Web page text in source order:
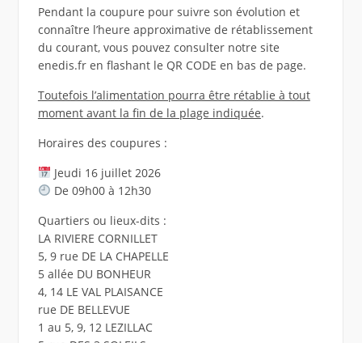
Pendant la coupure pour suivre son évolution et
connaître l’heure approximative de rétablissement
du courant, vous pouvez consulter notre site
enedis.fr en flashant le QR CODE en bas de page.
Toutefois l’alimentation pourra être rétablie à tout
moment avant la fin de la plage indiquée.
Horaires des coupures :
Jeudi 16 juillet 2026
De 09h00 à 12h30
Quartiers ou lieux-dits :
LA RIVIERE CORNILLET
5, 9 rue DE LA CHAPELLE
5 allée DU BONHEUR
4, 14 LE VAL PLAISANCE
rue DE BELLEVUE
1 au 5, 9, 12 LEZILLAC